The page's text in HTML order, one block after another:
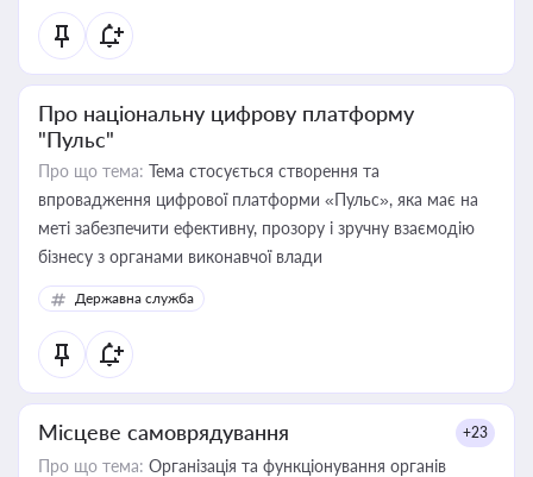
Про національну цифрову платформу
"Пульс"
Про що тема: Тема стосується створення та
впровадження цифрової платформи «Пульс», яка має на
меті забезпечити ефективну, прозору і зручну взаємодію
бізнесу з органами виконавчої влади
Державна служба
Місцеве самоврядування +23
Про що тема: Організація та функціонування органів